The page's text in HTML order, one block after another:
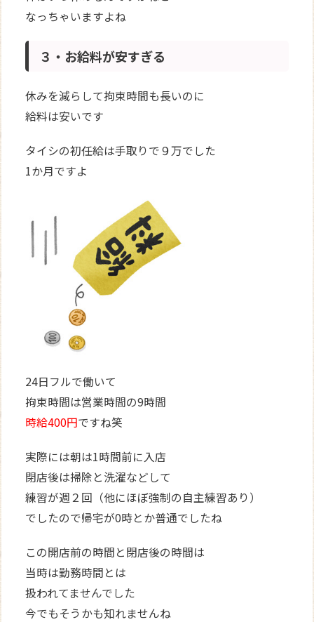
なっちゃいますよね
３・お給料が安すぎる
休みを減らして拘束時間も長いのに
給料は安いです
タイシの初任給は手取りで９万でした
1か月ですよ
24日フルで働いて
拘束時間は営業時間の9時間
時給400円ですね笑
実際には朝は1時間前に入店
閉店後は掃除と洗濯などして
練習が週２回（他にほぼ強制の自主練習あり）
でしたので帰宅が0時とか普通でしたね
この開店前の時間と閉店後の時間は
当時は勤務時間とは
扱われてませんでした
今でもそうかも知れませんね